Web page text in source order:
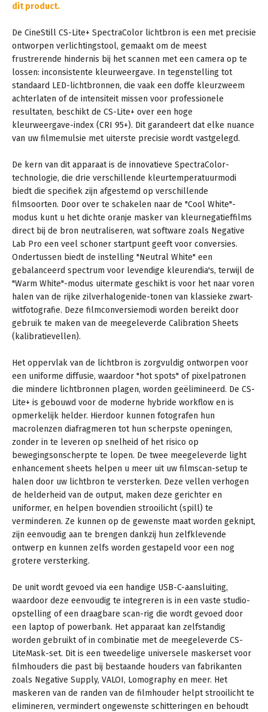
dit product.
De CineStill CS-Lite+ SpectraColor lichtbron is een met precisie
ontworpen verlichtingstool, gemaakt om de meest
frustrerende hindernis bij het scannen met een camera op te
lossen: inconsistente kleurweergave. In tegenstelling tot
standaard LED-lichtbronnen, die vaak een doffe kleurzweem
achterlaten of de intensiteit missen voor professionele
resultaten, beschikt de CS-Lite+ over een hoge
kleurweergave-index (CRI 95+). Dit garandeert dat elke nuance
van uw filmemulsie met uiterste precisie wordt vastgelegd.
De kern van dit apparaat is de innovatieve SpectraColor-
technologie, die drie verschillende kleurtemperatuurmodi
biedt die specifiek zijn afgestemd op verschillende
filmsoorten. Door over te schakelen naar de "Cool White"-
modus kunt u het dichte oranje masker van kleurnegatieffilms
direct bij de bron neutraliseren, wat software zoals Negative
Lab Pro een veel schoner startpunt geeft voor conversies.
Ondertussen biedt de instelling "Neutral White" een
gebalanceerd spectrum voor levendige kleurendia's, terwijl de
"Warm White"-modus uitermate geschikt is voor het naar voren
halen van de rijke zilverhalogenide-tonen van klassieke zwart-
witfotografie. Deze filmconversiemodi worden bereikt door
gebruik te maken van de meegeleverde Calibration Sheets
(kalibratievellen).
Het oppervlak van de lichtbron is zorgvuldig ontworpen voor
een uniforme diffusie, waardoor "hot spots" of pixelpatronen
die mindere lichtbronnen plagen, worden geëlimineerd. De CS-
Lite+ is gebouwd voor de moderne hybride workflow en is
opmerkelijk helder. Hierdoor kunnen fotografen hun
macrolenzen diafragmeren tot hun scherpste openingen,
zonder in te leveren op snelheid of het risico op
bewegingsonscherpte te lopen. De twee meegeleverde light
enhancement sheets helpen u meer uit uw filmscan-setup te
halen door uw lichtbron te versterken. Deze vellen verhogen
de helderheid van de output, maken deze gerichter en
uniformer, en helpen bovendien strooilicht (spill) te
verminderen. Ze kunnen op de gewenste maat worden geknipt,
zijn eenvoudig aan te brengen dankzij hun zelfklevende
ontwerp en kunnen zelfs worden gestapeld voor een nog
grotere versterking.
De unit wordt gevoed via een handige USB-C-aansluiting,
waardoor deze eenvoudig te integreren is in een vaste studio-
opstelling of een draagbare scan-rig die wordt gevoed door
een laptop of powerbank. Het apparaat kan zelfstandig
worden gebruikt of in combinatie met de meegeleverde CS-
LiteMask-set. Dit is een tweedelige universele maskerset voor
filmhouders die past bij bestaande houders van fabrikanten
zoals Negative Supply, VALOI, Lomography en meer. Het
maskeren van de randen van de filmhouder helpt strooilicht te
elimineren, vermindert ongewenste schitteringen en behoudt